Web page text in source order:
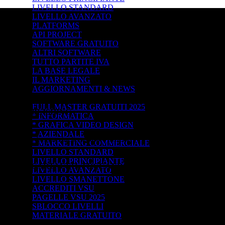
LIVELLO STANDARD
LIVELLO AVANZATO
PLATFORMS
API PROJECT
SOFTWARE GRATUITO
ALTRI SOFTWARE
TUTTO PARTITE IVA
LA BASE LEGALE
IL MARKETING
AGGIORNAMENTI & NEWS
FULL MASTER GRATUITI 2025
* INFORMATICA
* GRAFICA VIDEO DESIGN
* AZIENDALE
* MARKETING COMMERCIALE
LIVELLO STANDARD
LIVELLO PRINCIPIANTE
LIVELLO AVANZATO
LIVELLO SMANETTONE
ACCREDITI VSU
PAGELLE VSU 2025
SBLOCCO LIVELLI
MATERIALE GRATUITO
PUBLISHING
spedizione diretta a casa o ufficio.
CARTACEO, TOCCANDO E SFOGLIANDO CON